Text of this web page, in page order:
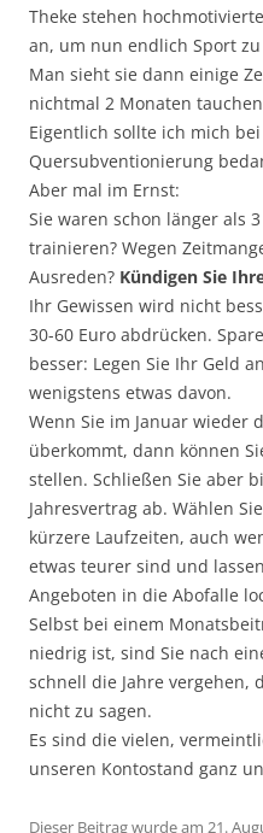
Theke stehen
an, um nun endlich Sport
Man sieht sie dann einige
nichtmal 2 Monaten
Eigentlich sollte ich mich
Quersubventionierung
Aber mal im Ernst:
Sie waren schon länger als
trainieren? Wegen
Ausreden? Kündigen Sie
Ihr Gewissen wird nicht
30-60 Euro abdrücken.
besser: Legen Sie Ihr Geld
wenigstens etwas davon.
Wenn Sie im Januar wieder
überkommt, dann können
stellen. Schließen Sie aber
Jahresvertrag ab. Wählen
kürzere Laufzeiten, auch
etwas teurer sind und
Angeboten in die Abofalle
Selbst bei einem
niedrig ist, sind Sie nach
schnell die Jahre vergehen,
nicht zu sagen.
Es sind die vielen,
unseren Kontostand ganz
Dieser Beitrag wurde am 21.